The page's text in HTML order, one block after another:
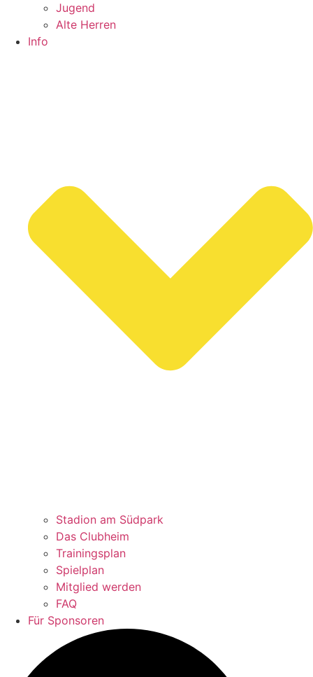
Jugend
Alte Herren
Info
Stadion am Südpark
Das Clubheim
Trainingsplan
Spielplan
Mitglied werden
FAQ
Für Sponsoren